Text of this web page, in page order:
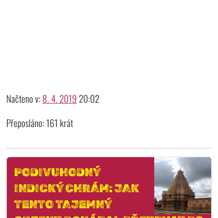
Načteno v: 8. 4. 2019 20:02
Přeposláno: 161 krát
PODIVUHODNÝ
INDICKÝ CHRÁM: JAK
TENTO TAJEMNÝ